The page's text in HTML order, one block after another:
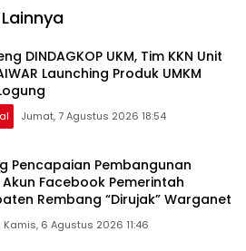
DINDAGKOP UKM, Tim KKN Unit
Launching Produk UMKM
Jumat, 7 Agustus 2026 18:54
Pencapaian Pembangunan
Facebook Pemerintah
Rembang “Dirujak” Warganet
Kamis, 6 Agustus 2026 11:46